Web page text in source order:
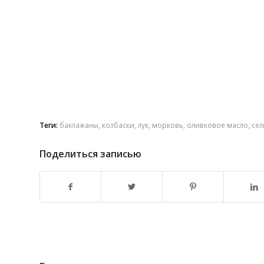
Теги: баклажаны колбаски лук морковь оливковое масло
Поделиться записью